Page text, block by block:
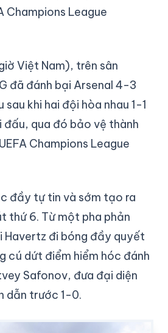
Champions League
Việt Nam), trên sân
đã đánh bại Arsenal 4-3
sau khi hai đội hòa nhau 1-1
đấu, qua đó bảo vệ thành
Champions League
đầy tự tin và sớm tạo ra
thứ 6. Từ một pha phản
Havertz đi bóng đầy quyết
cú dứt điểm hiểm hóc đánh
Safonov, đưa đại diện
dẫn trước 1-0.